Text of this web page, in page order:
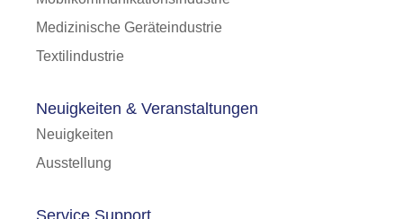
Medizinische Geräteindustrie
Textilindustrie
Neuigkeiten & Veranstaltungen
Neuigkeiten
Ausstellung